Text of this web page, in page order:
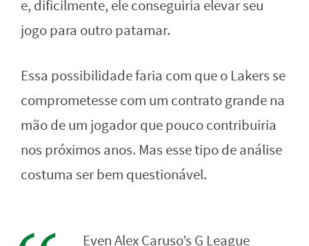
e, dificilmente, ele conseguiria elevar seu
jogo para outro patamar.
Essa possibilidade faria com que o Lakers se
comprometesse com um contrato grande na
mão de um jogador que pouco contribuiria
nos próximos anos. Mas esse tipo de análise
costuma ser bem questionável.
Even Alex Caruso’s G League